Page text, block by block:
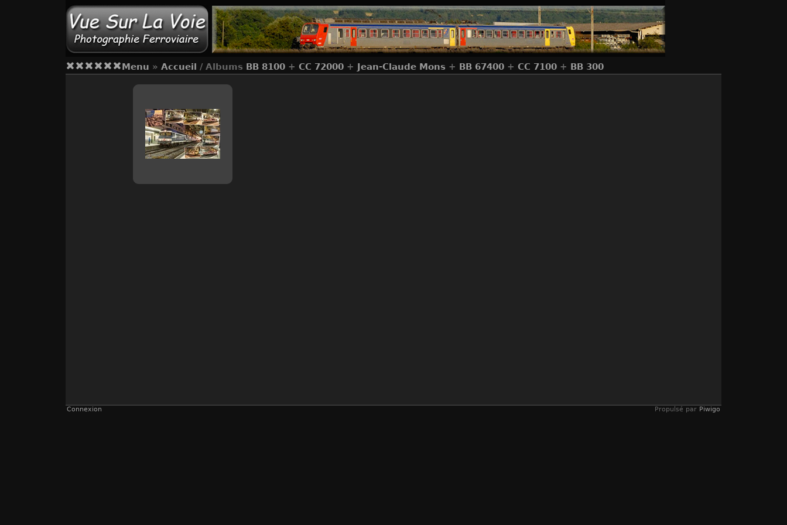
Menu » Accueil / Albums BB 8100 + CC 72000 + Jean-Claude Mons + BB 67400 + CC 7100 + BB 300
Connexion Propulsé par Piwigo